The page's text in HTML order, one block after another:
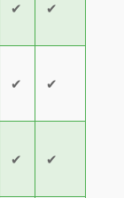
✔ ✔
✔ ✔
✔ ✔